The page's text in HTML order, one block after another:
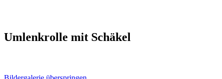
Umlenkrolle mit Schäkel